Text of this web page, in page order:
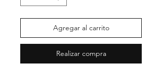
Agregar al carrito
Realizar compra